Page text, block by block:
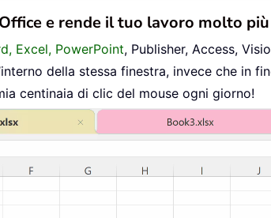
e rende il tuo lavoro molto
Excel, PowerPoint, Publisher, Access,
della stessa finestra, invece che in
centinaia di clic del mouse ogni giorno!